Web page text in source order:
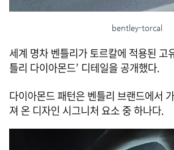
bentley-torcal
세계 명차 벤틀리가 토르칼에 적용된 고
틀리 다이아몬드’ 디테일을 공개했다.
다이아몬드 패턴은 벤틀리 브랜드에서
져 온 디자인 시그니처 요소 중 하나다.